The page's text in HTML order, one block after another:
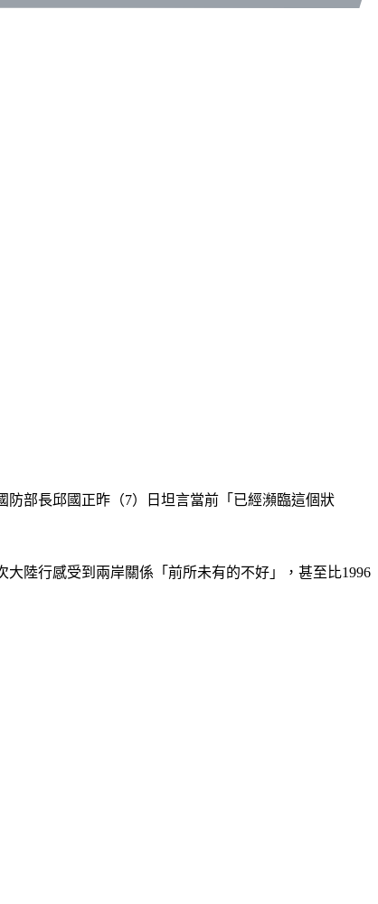
部長邱國正昨（7）日坦言當前「已經瀕臨這個狀
陸行感受到兩岸關係「前所未有的不好」，甚至比1996